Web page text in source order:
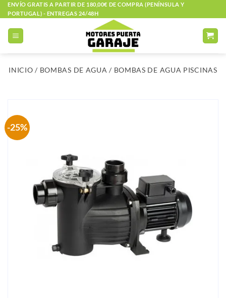
Saltar
al
contenido
ENVÍO GRATIS A PARTIR DE 180,00€ DE COMPRA (PENÍNSULA Y
PORTUGAL) - ENTREGAS 24/48H
INICIO / BOMBAS DE AGUA / BOMBAS DE AGUA PISCINAS
-25%